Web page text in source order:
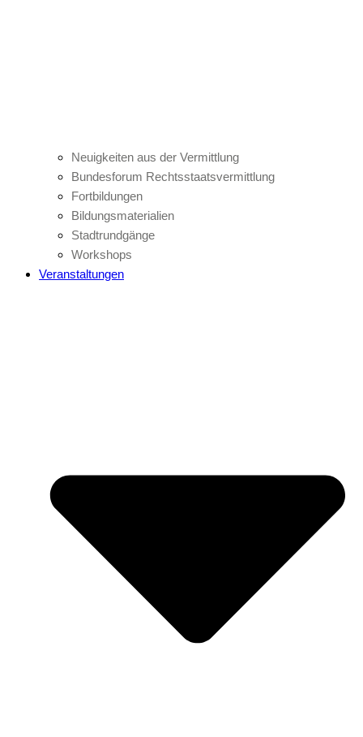
Neuigkeiten aus der Vermittlung
Bundesforum Rechtsstaatsvermittlung
Fortbildungen
Bildungsmaterialien
Stadtrundgänge
Workshops
Veranstaltungen